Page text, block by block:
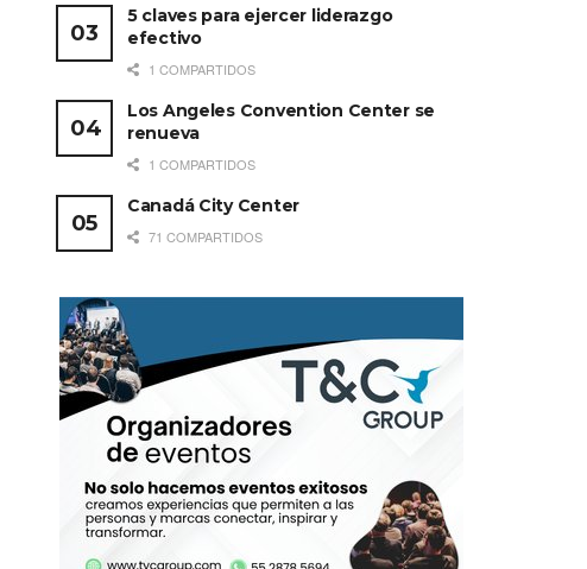
5 claves para ejercer liderazgo
efectivo
1 COMPARTIDOS
Los Angeles Convention Center se
renueva
1 COMPARTIDOS
Canadá City Center
71 COMPARTIDOS